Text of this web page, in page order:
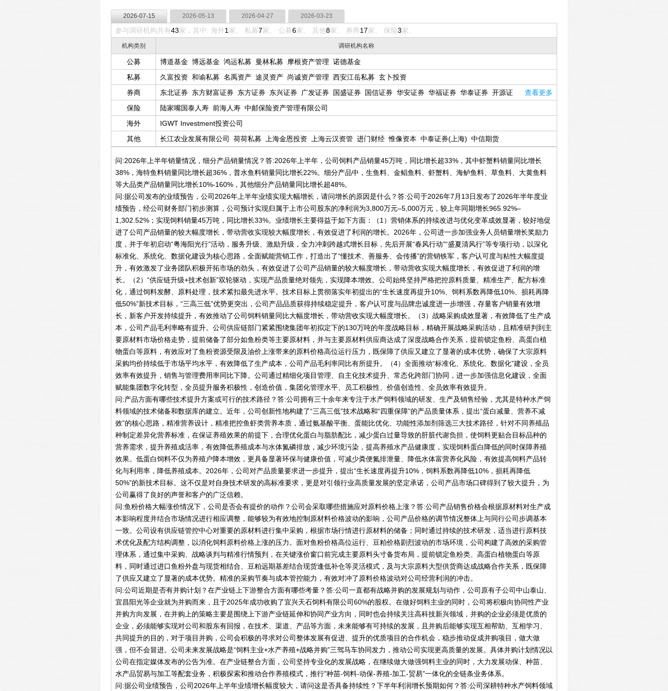
2026-07-15 2026-05-13 2026-04-27 2026-03-23
参与调研机构共有43家，其中: 海外1家、 私募7家、 公募6家、 其他8家、 券商17家、 保险3家、
机构类别 调研机构名称
公募 博道基金 博远基金 鸿运私募 曼林私募 摩根资产管理 诺德基金
私募
久富投资 和谕私募 名禹资产 途灵资产 尚诚资产管理 西安江岳私募 玄卜投资
券商
查看更多
东北证券 东方财富证券 东方证券 东兴证券 广发证券 国盛证券 国信证券 华安证券 华福证券 华泰证券 开源证
券 天风证券 招商证券 浙商证券 中金公司 中国银河
保险 陆家嘴国泰人寿 前海人寿 中邮保险资产管理有限公司
海外
IGWT Investment投资公司
其他
长江农业发展有限公司 荷荷私募 上海金恩投资 上海云汉资管 进门财经 惟像资本 中泰证券(上海) 中信期货
问:2026年上半年销量情况，细分产品销量情况？答:2026年上半年，公司饲料产品销量45万吨，同比增长超33%，其中虾蟹料销量同比增长
38%，海特鱼料销量同比增长超36%，普水鱼料销量同比增长22%。细分产品中，生鱼料、金鲳鱼料、虾蟹料、海鲈鱼料、草鱼料、大黄鱼料
等大品类产品销量同比增长10%-160%，其他细分产品销量同比增长超48%。
问:据公司发布的业绩预告，公司2026年上半年业绩实现大幅增长，请问增长的原因是什么？答:公司于2026年7月13日发布了2026年半年度业
绩预告，经公司财务部门初步测算，公司预计实现归属于上市公司股东的净利润为3,800万元–5,000万元，较上年同期增长965.92%–
1,302.52%；实现饲料销量45万吨，同比增长33%。业绩增长主要得益于如下方面：（1）营销体系的持续改进与优化变革成效显著，较好地促
进了公司产品销量的较大幅度增长，带动营收实现较大幅度增长，有效促进了利润的增长。2026年，公司进一步加强业务人员销量增长奖励力
度，并于年初启动“粤海阳光行”活动，服务升级、激励升级，全力冲刺跨越式增长目标，先后开展“春风行动”“盛夏清风行”等专项行动，以深化
标准化、系统化、数据化建设为核心思路，全面赋能营销工作，打造出了“懂技术、善服务、会传播”的营销铁军，客户认可度与粘性大幅度提
升，有效激发了业务团队积极开拓市场的劲头，有效促进了公司产品销量的较大幅度增长，带动营收实现大幅度增长，有效促进了利润的增
长。（2）“供应链升级+技术创新”双轮驱动，实现产品质量绝对领先，实现降本增效。公司始终坚持严格把控原料质量、精准生产、配方标准
化，通过饲料发酵、原料处理，技术紧扣最先进水平。技术目标上贯彻落实年初提出的“生长速度再提升10%、饲料系数再降低10%、损耗再降
低50%”新技术目标，“三高三低”优势更突出，公司产品品质获得持续稳定提升，客户认可度与品牌忠诚度进一步增强，存量客户销量有效增
长，新客户开发持续提升，有效推动了公司饲料销量同比大幅度增长，带动营收实现大幅度增长。（3）战略采购成效显著，有效降低了生产成
本，公司产品毛利率略有提升。公司供应链部门紧紧围绕集团年初拟定下的130万吨的年度战略目标，精确开展战略采购活动，且精准研判到主
要原材料市场价格走势，提前储备了部分如鱼粉类等主要原材料，并与主要原材料供应商达成了深度战略合作关系，提前锁定鱼粉、高蛋白植
物蛋白等原料，有效应对了鱼粉资源受限及油价上涨带来的原料价格高位运行压力，既保障了供应又建立了显著的成本优势，确保了大宗原料
采购均价持续低于市场平均水平，有效降低了生产成本，公司产品毛利率同比有所提升。（4）全面推动“标准化、系统化、数据化”建设，全员
效率有效提升，销售与管理费用率同比下降。公司通过精细化项目管理、自主化技术提升、常态化跨部门协同，进一步加强信息化建设，全面
赋能集团数字化转型，全员提升服务积极性，创造价值，集团化管理水平、员工积极性、价值创造性、全员效率有效提升。
问:产品方面有哪些技术提升方案或可行的技术路径？答:公司拥有三十余年来专注于水产饲料领域的研发、生产及销售经验，尤其是特种水产饲
料领域的技术储备和数据库的建立。近年，公司创新性地构建了“三高三低”技术战略和“四重保障”的产品质量体系，提出“蛋白减量、营养不减
效”的核心思路，精准营养设计，精准把控鱼虾类营养本质，通过氨基酸平衡、蛋能比优化、功能性添加剂筛选三大技术路径，针对不同养殖品
种制定差异化营养标准，在保证养殖效果的前提下，合理优化蛋白与脂肪配比，减少蛋白过量导致的肝脏代谢负担，使饲料更贴合目标品种的
营养需求，提升养殖成活率，有效降低养殖成本与水体氮磷排放，减少环境污染，提高养殖水产品健康度，实现饲料蛋白降低的同时保障养殖
效果。低蛋白饲料不仅为养殖户降本增效，更具备显著环保与健康价值，可减少粪便氮排泄量、降低水体富营养化风险，有效提高饲料产品转
化与利用率，降低养殖成本。2026年，公司对产品质量要求进一步提升，提出“生长速度再提升10%，饲料系数再降低10%，损耗再降低
50%”的新技术目标。这不仅是对自身技术研发的高标准要求，更是对引领行业高质量发展的坚定承诺，公司产品市场口碑得到了较大提升，为
公司赢得了良好的声誉和客户的广泛信赖。
问:鱼粉价格大幅涨价情况下，公司是否会有提价的动作？公司会采取哪些措施应对原料价格上涨？答:公司产品销售价格会根据原材料对生产成
本影响程度并结合市场情况进行相应调整，能够较为有效地控制原材料价格波动的影响，公司产品价格的调节情况整体上与同行公司步调基本
一致。公司设有供应链管控中心对重要的原材料进行集中采购，根据市场行情进行原材料的储备；同时通过持续的技术研发，适当进行原料技
术优化及配方结构调整，以消化饲料原料价格上涨的压力。面对鱼粉价格高位运行、豆粕价格剧烈波动的市场环境，公司构建了高效的采购管
理体系，通过集中采购、战略谈判与精准行情预判，在关键涨价窗口前完成主要原料头寸备货布局，提前锁定鱼粉类、高蛋白植物蛋白等原
料，同时通过进口鱼粉外盘与现货相结合、豆粕远期基差结合现货逢低补仓等灵活模式，及与大宗原料大型供货商达成战略合作关系，既保障
了供应又建立了显著的成本优势。精准的采购节奏与成本管控能力，有效对冲了原料价格波动对公司经营利润的冲击。
问:公司近期是否有并购计划？在产业链上下游整合方面有哪些考量？答:公司一直都有战略并购的发展规划与动作，公司原有子公司中山泰山、
宜昌阳光等企业就为并购而来，且于2025年成功收购了宜兴天石饲料有限公司60%的股权。在做好饲料主业的同时，公司将积极向协同性产业
并购方向发展，在并购上的策略主要是围绕上下游产业链延伸和协同产业方向，同时也会持续关注高科技新兴领域，并购的企业必须是优质的
企业，必须能够实现对公司和股东有回报，在技术、渠道、产品等方面，未来能够有可持续的发展，且并购后能够实现互相帮助、互相学习、
共同提升的目的，对于项目并购，公司会积极的寻求对公司整体发展有促进、提升的优质项目的合作机会，稳步推动促成并购项目，做大做
强，但不会冒进。公司未来发展战略是“饲料主业+水产养殖+战略并购”三驾马车协同发力，推动公司实现更高质量的发展。具体并购计划情况以
公司在指定媒体发布的公告为准。在产业链整合方面，公司坚持专业化的发展战略，在继续做大做强饲料主业的同时，大力发展动保、种苗、
水产品贸易与加工等配套业务，积极探索和推动合作养殖模式，推行"种苗-饲料-动保-养殖-加工-贸易"一体化的全链条业务体系。
问:据公司业绩预告，公司2026年上半年业绩增长幅度较大，请问这是否具备持续性？下半年利润增长预期如何？答:公司深耕特种水产饲料领域